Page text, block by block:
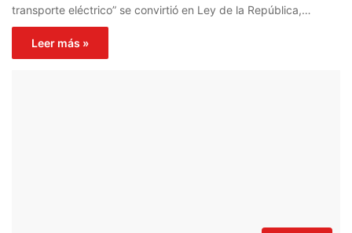
transporte eléctrico” se convirtió en Ley de la República,…
Leer más »